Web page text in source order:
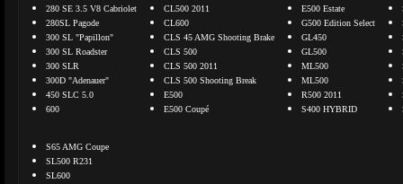
280 SE 3.5 V8 Cabriolet
280SL Pagode
300 SL "Papillon"
300 SL Roadster
300 SLR
300D "Adenauer"
450 SLC 5.0
600
CL500 2011
CL600
CLS 45 AMG Shooting Brake
CLS 500
CLS 500 2011
CLS 500 Shooting Break
E500
E500 Coupé
E500 Estate
G500 Edition Select
GL450
GL500
ML500
ML500
R500 2011
S400 HYBRID
S65 AMG Coupe
SL500 R231
SL600